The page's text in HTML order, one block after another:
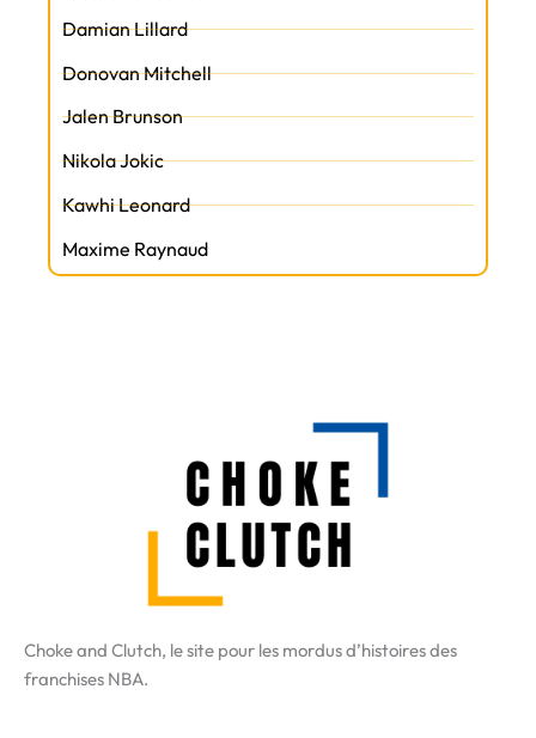
Damian Lillard
Donovan Mitchell
Jalen Brunson
Nikola Jokic
Kawhi Leonard
Maxime Raynaud
Choke and Clutch, le site pour les mordus d’histoires des
franchises NBA.